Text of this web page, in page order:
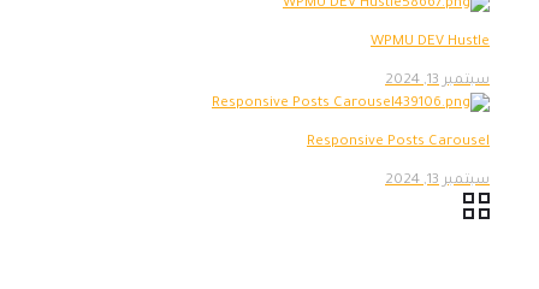
WPMU DEV Hustle
سبتمبر 13, 2024
Responsive Posts Carousel
سبتمبر 13, 2024